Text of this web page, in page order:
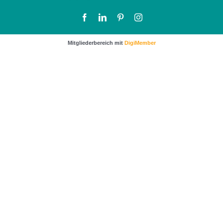
FacebookLinkedInPinterestInstagram
Mitgliederbereich mit DigiMember